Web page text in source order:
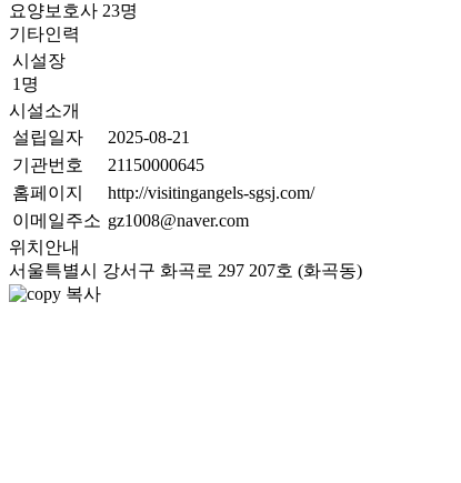
요양보호사 23명
기타인력
시설장
1명
시설소개
설립일자
2025-08-21
기관번호
21150000645
홈페이지
http://visitingangels-sgsj.com/
이메일주소 gz1008@naver.com
위치안내
서울특별시 강서구 화곡로 297 207호 (화곡동)
복사